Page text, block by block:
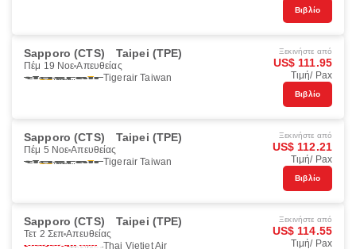
Βιβλίο
Sapporo (CTS) Taipei (TPE)
Πέμ 19 Νοε Απευθείας
Tigerair Taiwan
Ξεκινήστε από
US$ 111.95
Τιμή/ Pax
Βιβλίο
Sapporo (CTS) Taipei (TPE)
Πέμ 5 Νοε Απευθείας
Tigerair Taiwan
Ξεκινήστε από
US$ 112.21
Τιμή/ Pax
Βιβλίο
Sapporo (CTS) Taipei (TPE)
Τετ 2 Σεπ Απευθείας
Thai Vietjet Air
Ξεκινήστε από
US$ 114.55
Τιμή/ Pax